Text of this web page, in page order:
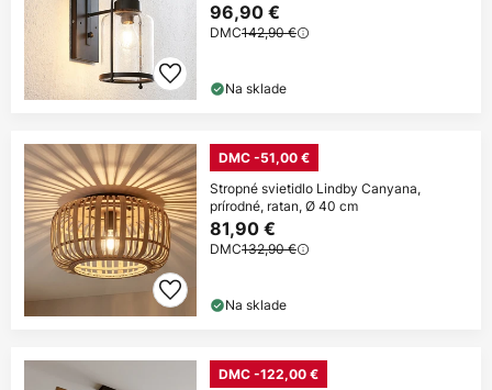
96,90 €
DMC142,90 €
Na sklade
DMC -51,00 €
Stropné svietidlo Lindby Canyana,
prírodné, ratan, Ø 40 cm
81,90 €
DMC132,90 €
Na sklade
DMC -122,00 €